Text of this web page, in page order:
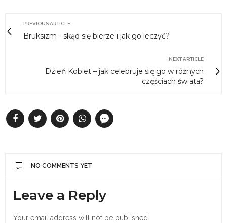
PREVIOUS ARTICLE
Bruksizm - skąd się bierze i jak go leczyć?
NEXT ARTICLE
Dzień Kobiet – jak celebruje się go w różnych
częściach świata?
NO COMMENTS YET
Leave a Reply
Your email address will not be published.